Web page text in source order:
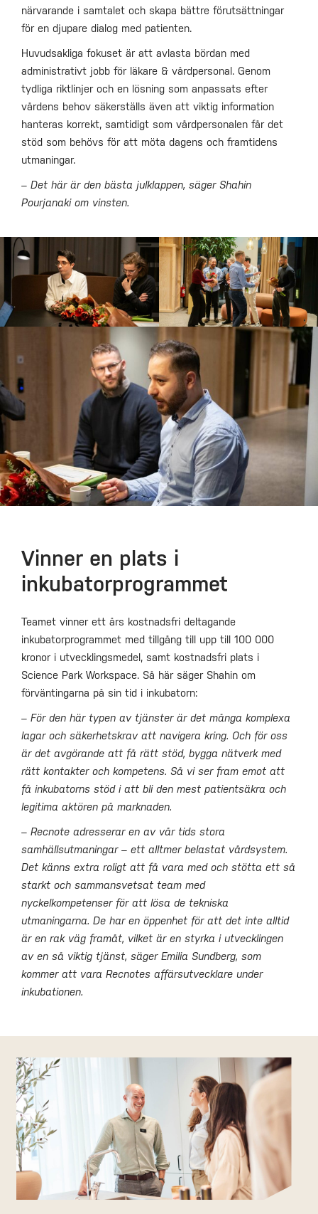
närvarande i samtalet och skapa bättre förutsättningar
för en djupare dialog med patienten.
Huvudsakliga fokuset är att avlasta bördan med
administrativt jobb för läkare & vårdpersonal. Genom
tydliga riktlinjer och en lösning som anpassats efter
vårdens behov säkerställs även att viktig information
hanteras korrekt, samtidigt som vårdpersonalen får det
stöd som behövs för att möta dagens och framtidens
utmaningar.
– Det här är den bästa julklappen, säger Shahin
Pourjanaki om vinsten.
Vinner en plats i
inkubatorprogrammet
Teamet vinner ett års kostnadsfri deltagande
inkubatorprogrammet med tillgång till upp till 100 000
kronor i utvecklingsmedel, samt kostnadsfri plats i
Science Park Workspace. Så här säger Shahin om
förväntingarna på sin tid i inkubatorn:
– För den här typen av tjänster är det många komplexa
lagar och säkerhetskrav att navigera kring. Och för oss
är det avgörande att få rätt stöd, bygga nätverk med
rätt kontakter och kompetens. Så vi ser fram emot att
få inkubatorns stöd i att bli den mest patientsäkra och
legitima aktören på marknaden.
– Recnote adresserar en av vår tids stora
samhällsutmaningar – ett alltmer belastat vårdsystem.
Det känns extra roligt att få vara med och stötta ett så
starkt och sammansvetsat team med
nyckelkompetenser för att lösa de tekniska
utmaningarna. De har en öppenhet för att det inte alltid
är en rak väg framåt, vilket är en styrka i utvecklingen
av en så viktig tjänst, säger Emilia Sundberg, som
kommer att vara Recnotes affärsutvecklare under
inkubationen.